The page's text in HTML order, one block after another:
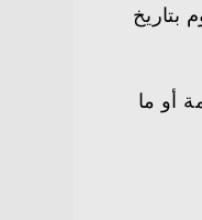
بتاريخ
أو ما